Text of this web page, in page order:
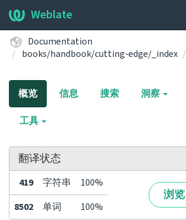
Weblate
Documentation
books/handbook/cutting-edge/_index
概览 信息 搜索 洞察
工具
翻译状态
419 字符串 100%
浏览
8502 单词 100%